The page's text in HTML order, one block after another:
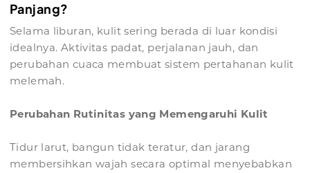
Panjang?
Selama liburan, kulit sering berada di luar kondisi
idealnya. Aktivitas padat, perjalanan jauh, dan
perubahan cuaca membuat sistem pertahanan kulit
melemah.
Perubahan Rutinitas yang Memengaruhi Kulit
Tidur larut, bangun tidak teratur, dan jarang
membersihkan wajah secara optimal menyebabkan